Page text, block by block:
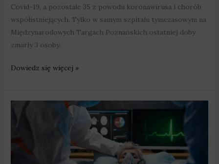
Covid-19, a pozostałe 35 z powodu koronawirusa i chorób
współistniejących. Tylko w samym szpitalu tymczasowym na
Międzynarodowych Targach Poznańskich ostatniej doby
zmarły 3 osoby.
Dowiedz się więcej »
powodu